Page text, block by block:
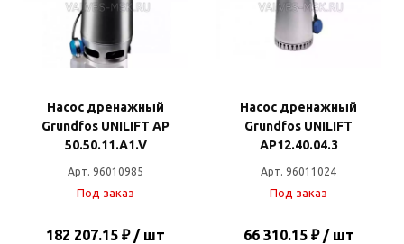
Насос дренажный
Grundfos UNILIFT AP
50.50.11.A1.V
Арт. 96010985
Под заказ
182 207.15 ₽ / шт
Насос дренажный
Grundfos UNILIFT
AP12.40.04.3
Арт. 96011024
Под заказ
66 310.15 ₽ / шт